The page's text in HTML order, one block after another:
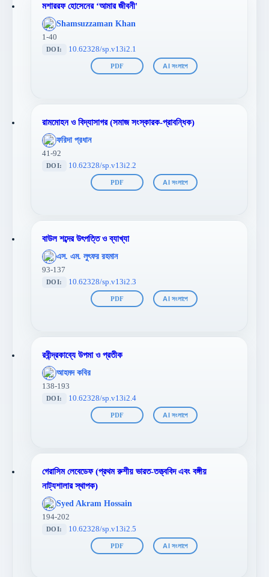
মশাররফ হোসেনের ‘আমার জীবনী'
';
};">
Shamsuzzaman Khan
1-40
DOI: 10.62328/sp.v13i2.1
PDF AI সংলাপে
রামমোহন ও বিদ্যাসাগর (সমাজ সংস্কারক-প্রাবন্ধিক)
';
};">
ফরিদা প্রধান
41-92
DOI: 10.62328/sp.v13i2.2
PDF AI সংলাপে
বাউল শব্দের উৎপত্তি ও ব্যাখ্যা
';
};">
এস. এম. লুৎফর রহমান
93-137
DOI: 10.62328/sp.v13i2.3
PDF AI সংলাপে
রবীন্দ্রকাব্যে উপমা ও প্রতীক
';
};">
আহমদ কবির
138-193
DOI: 10.62328/sp.v13i2.4
PDF AI সংলাপে
গেরাসিম লেবেডেফ (প্রথম রুশীয় ভারত-তত্ত্ববিদ এবং বঙ্গীয়
নাট্যশালার স্থাপক)
';
};">
Syed Akram Hossain
194-202
DOI: 10.62328/sp.v13i2.5
PDF AI সংলাপে